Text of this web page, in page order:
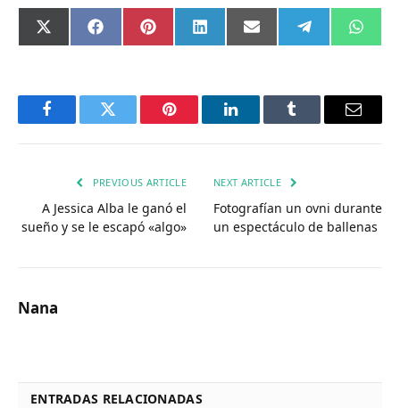
Compartir
en
X
(Twitter)
Compartir
en
FacebookCompartir
en
PinterestCompartir
en
LinkedInCompartir
en
Email Compartir
en
Telegram
en
FacebookTwitter Pinterest LinkedInTumblr Email
PREVIOUS ARTICLE
A Jessica Alba le ganó el
sueño y se le escapó «algo»
NEXT ARTICLE
Fotografían un ovni durante
un espectáculo de ballenas
Nana
ENTRADAS RELACIONADAS